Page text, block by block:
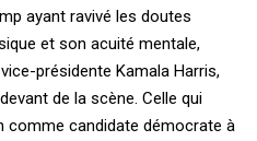
ayant ravivé les doutes
et son acuité mentale,
présidente Kamala Harris,
de la scène. Celle qui
comme candidate démocrate à